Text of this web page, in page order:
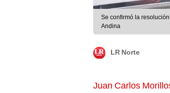
Se confirmó la
Andina
LR Norte
Juan Carlos